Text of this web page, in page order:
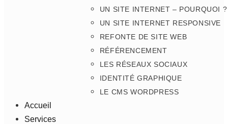
UN SITE INTERNET – POURQUOI ?
UN SITE INTERNET RESPONSIVE
REFONTE DE SITE WEB
RÉFÉRENCEMENT
LES RÉSEAUX SOCIAUX
IDENTITÉ GRAPHIQUE
LE CMS WORDPRESS
Accueil
Services